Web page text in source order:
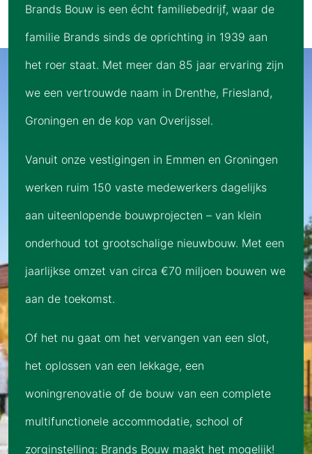
Brands Bouw is een écht familiebedrijf, waar de
familie Brands sinds de oprichting in 1939 aan
het roer staat. Met meer dan 85 jaar ervaring zijn
we een vertrouwde naam in Drenthe, Friesland,
Groningen en de kop van Overijssel.
Vanuit onze vestigingen in Emmen en Groningen
werken ruim 150 vaste medewerkers dagelijks
aan uiteenlopende bouwprojecten – van klein
onderhoud tot grootschalige nieuwbouw. Met een
jaarlijkse omzet van circa €70 miljoen bouwen we
aan de toekomst.
Of het nu gaat om het vervangen van een slot,
het oplossen van een lekkage, een
woningrenovatie of de bouw van een complete
multifunctionele accommodatie, school of
zorginstelling: Brands Bouw maakt het mogelijk!